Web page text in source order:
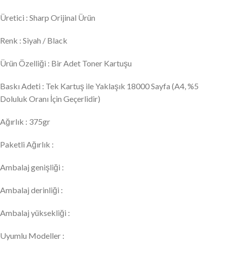
Üretici : Sharp Orijinal Ürün
Renk : Siyah / Black
Ürün Özelliği : Bir Adet Toner Kartuşu
Baskı Adeti : Tek Kartuş ile Yaklaşık 18000 Sayfa (A4, %5
Doluluk Oranı İçin Geçerlidir)
Ağırlık : 375gr
Paketli Ağırlık :
Ambalaj genişliği :
Ambalaj derinliği :
Ambalaj yüksekliği :
Uyumlu Modeller :